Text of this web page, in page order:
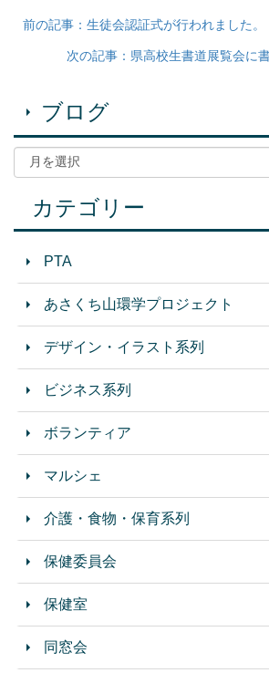
前の記事：生徒会認証式が行われました。
次の記事：県高校生書道展覧会に
ブログ
カテゴリー
PTA
あさくち山環学プロジェクト
デザイン・イラスト系列
ビジネス系列
ボランティア
マルシェ
介護・食物・保育系列
保健委員会
保健室
同窓会